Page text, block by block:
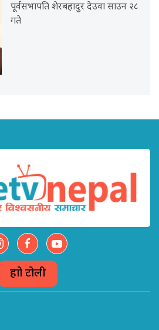
पूर्वसभापति शेरबहादुर देउवा साउन २८
गते
हाम्रो टोली